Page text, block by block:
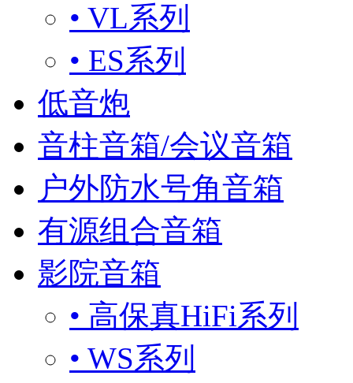
• VL系列
• ES系列
低音炮
音柱音箱/会议音箱
户外防水号角音箱
有源组合音箱
影院音箱
• 高保真HiFi系列
• WS系列